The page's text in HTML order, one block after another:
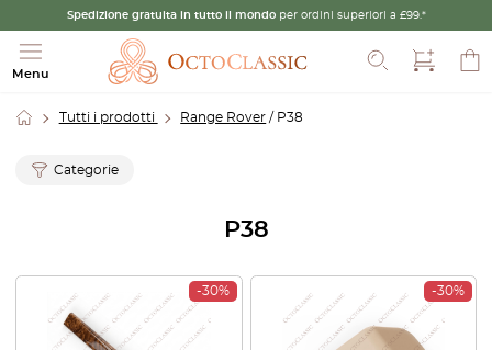
Spedizione gratuita in tutto il mondo per ordini superiori a £99.*
Menu
Cerca
Tutti i prodotti Range Rover / P38
Categorie
P38
-30% -30%